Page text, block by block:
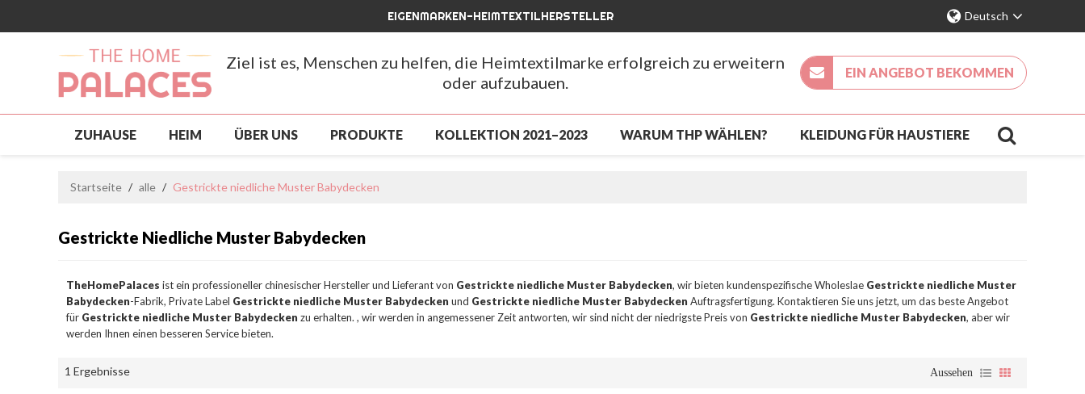
EIGENMARKEN-HEIMTEXTILHERSTELLER Deutsch
Ziel ist es, Menschen zu helfen, die Heimtextilmarke erfolgreich zu erweitern
oder aufzubauen.
EIN ANGEBOT BEKOMMEN
ZUHAUSE HEIM ÜBER UNS PRODUKTE KOLLEKTION 2021–2023 WARUM THP WÄHLEN? KLEIDUNG FÜR HAUSTIERE
Startseite / alle / Gestrickte niedliche Muster Babydecken
Gestrickte Niedliche Muster Babydecken
TheHomePalaces ist ein professioneller chinesischer Hersteller und Lieferant von Gestrickte niedliche Muster Babydecken, wir bieten kundenspezifische Wholeslae Gestrickte niedliche Muster
Babydecken-Fabrik, Private Label Gestrickte niedliche Muster Babydecken und Gestrickte niedliche Muster Babydecken Auftragsfertigung. Kontaktieren Sie uns jetzt, um das beste Angebot
für Gestrickte niedliche Muster Babydecken zu erhalten. , wir werden in angemessener Zeit antworten, wir sind nicht der niedrigste Preis von Gestrickte niedliche Muster Babydecken, aber wir
werden Ihnen einen besseren Service bieten.
1 Ergebnisse Aussehen